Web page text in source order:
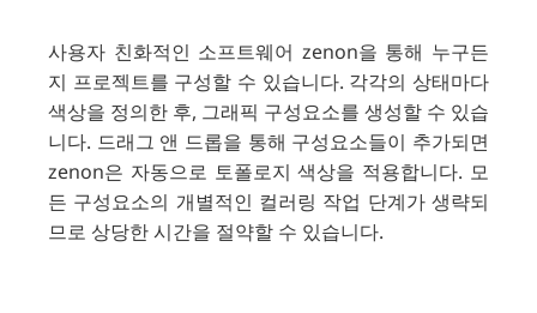
사용자 친화적인 소프트웨어 zenon을 통해 누구든
지 프로젝트를 구성할 수 있습니다. 각각의 상태마다
색상을 정의한 후, 그래픽 구성요소를 생성할 수 있습
니다. 드래그 앤 드롭을 통해 구성요소들이 추가되면
zenon은 자동으로 토폴로지 색상을 적용합니다. 모
든 구성요소의 개별적인 컬러링 작업 단계가 생략되
므로 상당한 시간을 절약할 수 있습니다.